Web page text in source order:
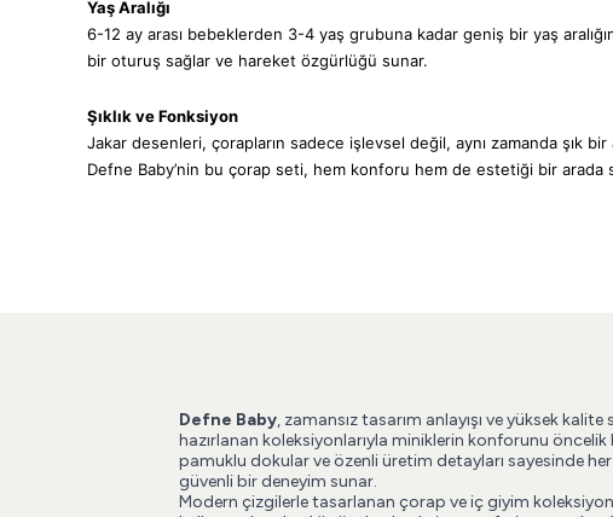
Yaş Aralığı
6-12 ay arası bebeklerden 3-4 yaş grubuna kadar geniş bir yaş
bir oturuş sağlar ve hareket özgürlüğü sunar.
Şıklık ve Fonksiyon
Jakar desenleri, çorapların sadece işlevsel değil, aynı zamanda şık
Defne Baby’nin bu çorap seti, hem konforu hem de estetiği bir arada
Defne Baby, zamansız tasarım anlayışı ve yüksek
hazırlanan koleksiyonlarıyla miniklerin konforunu
pamuklu dokular ve özenli üretim detayları sayesinde
güvenli bir deneyim sunar.
Modern çizgilerle tasarlanan çorap ve iç giyim